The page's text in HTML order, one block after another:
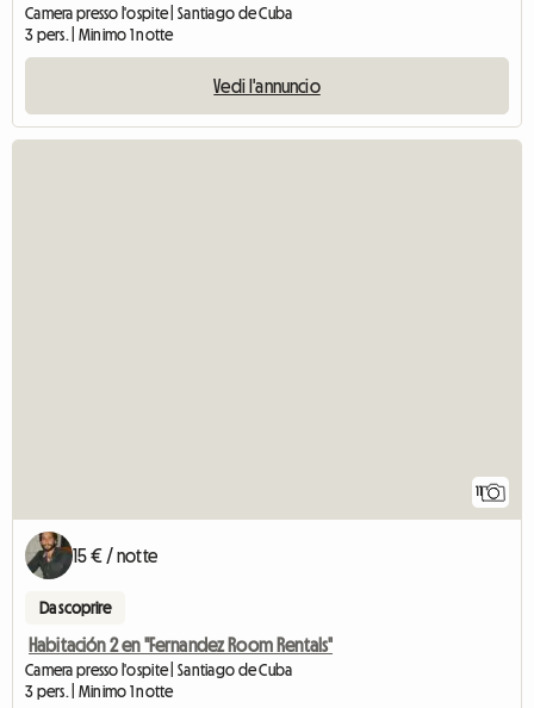
Camera presso l'ospite | Santiago de Cuba
3 pers. | Minimo 1 notte
Vedi l'annuncio
15 € / notte
Da scoprire
Habitación 2 en "Fernandez Room Rentals"
Camera presso l'ospite | Santiago de Cuba
3 pers. | Minimo 1 notte